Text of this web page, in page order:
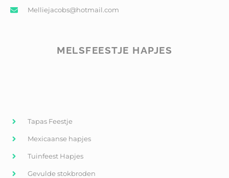
Melliejacobs@hotmail.com
MELSFEESTJE HAPJES
Tapas Feestje
Mexicaanse hapjes
Tuinfeest Hapjes
Gevulde stokbroden